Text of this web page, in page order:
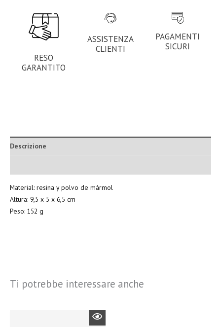
RESO
GARANTITO
ASSISTENZA
CLIENTI
PAGAMENTI
SICURI
Descrizione
Material: resina y polvo de mármol
Altura: 9,5 x 5 x 6,5 cm
Peso: 152 g
Ti potrebbe interessare anche